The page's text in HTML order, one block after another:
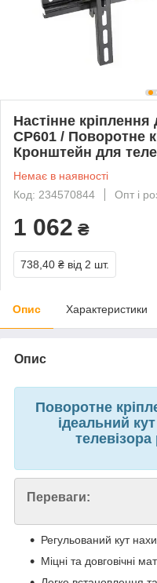
Настінне
CP601 / Поворотне
Кронштейн для
Немає в наявності
Код: 234570844
Опт і
1 062 ₴
738,40 ₴ від 2 шт.
Опис Характеристики
Опис
Поворотне
ідеальний
Переваги:
Регульований кут
Міцні та довговічні